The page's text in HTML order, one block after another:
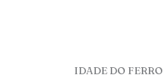
IDADE DO